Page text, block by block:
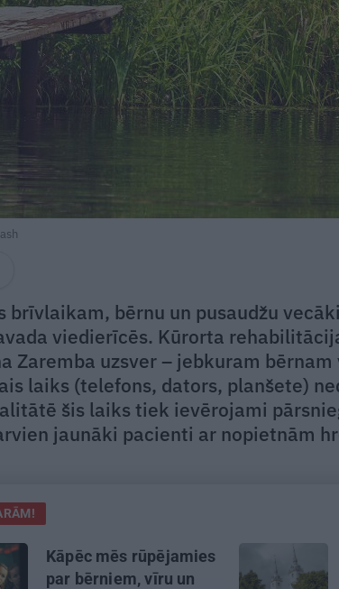
brīvlaikam, bērnu un pusaudžu
viedierīcēs. Kūrorta
Zaremba uzsver – jebkuram
laiks (telefons, dators, planšete)
šis laiks tiek ievērojami
jaunāki pacienti ar nopietnām
Kāpēc mēs rūpējamies
par bērniem, vīru un